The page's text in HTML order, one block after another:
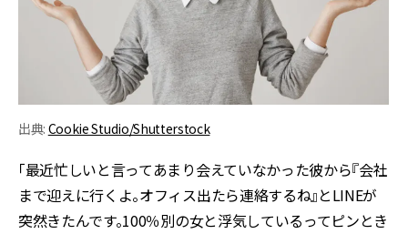
出典: Cookie Studio/Shutterstock
「最近忙しいと言ってあまり会えていなかった彼から『会社
まで迎えに行くよ。オフィス出たら連絡するね』とLINEが
突然きたんです。100％別の女と浮気しているってピンとき